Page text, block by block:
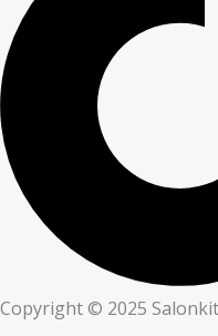
Copyright © 2025